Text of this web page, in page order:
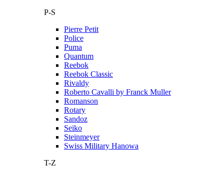
P-S
Pierre Petit
Police
Puma
Quantum
Reebok
Reebok Classic
Rivaldy
Roberto Cavalli by Franck Muller
Romanson
Rotary
Sandoz
Seiko
Steinmeyer
Swiss Military Hanowa
T-Z